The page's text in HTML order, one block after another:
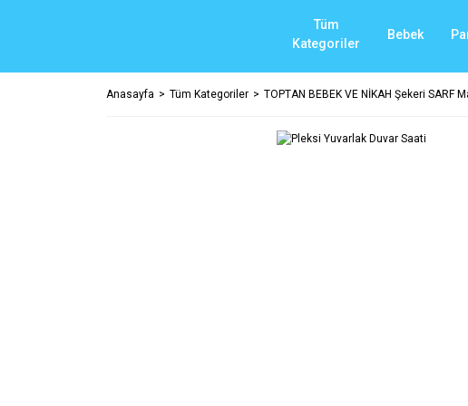
Tüm
Kategoriler
Bebek
Anasayfa Tüm Kategoriler TOPTAN BEBEK VE NİKAH Şekeri SARF